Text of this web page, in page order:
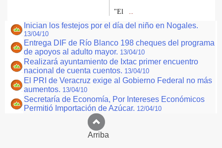
"El
Inician los festejos por el día del niño en Nogales.
13/04/10
Entrega DIF de Río Blanco 198 cheques del programa
de apoyos al adulto mayor. 13/04/10
Realizará ayuntamiento de Ixtac primer encuentro
nacional de cuenta cuentos. 13/04/10
El PRI de Veracruz exige al Gobierno Federal no más
aumentos. 13/04/10
Secretaría de Economía, Por Intereses Económicos
Permitió Importación de Azúcar. 12/04/10
Arriba